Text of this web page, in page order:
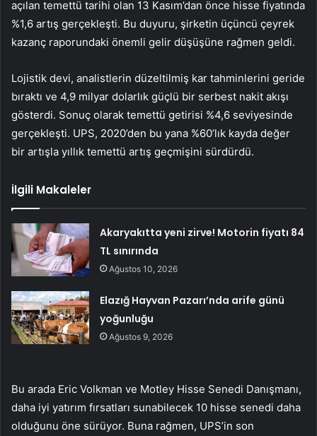
açılan temettü tarihi olan 13 Kasım’dan önce hisse fiyatında
%1,6 artış gerçekleşti. Bu duyuru, şirketin üçüncü çeyrek
kazanç raporundaki önemli gelir düşüşüne rağmen geldi.
Lojistik devi, analistlerin düzeltilmiş kar tahminlerini geride
bıraktı ve 4,9 milyar dolarlık güçlü bir serbest nakit akışı
gösterdi. Sonuç olarak temettü getirisi %4,6 seviyesinde
gerçekleşti. UPS, 2020’den bu yana %60’lık kayda değer
bir artışla yıllık temettü artış geçmişini sürdürdü.
İlgili Makaleler
Akaryakıtta yeni zirve! Motorin fiyatı 84
TL sınırında
Ağustos 10, 2026
Elazığ Hayvan Pazarı’nda arife günü
yoğunluğu
Ağustos 9, 2026
Bu arada Eric Volkman ve Motley Hisse Senedi Danışmanı,
daha iyi yatırım fırsatları sunabilecek 10 hisse senedi daha
olduğunu öne sürüyor. Buna rağmen, UPS’in son